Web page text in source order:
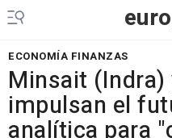
ECONOMÍA FINANZAS
Minsait
impulsan el
analítica para